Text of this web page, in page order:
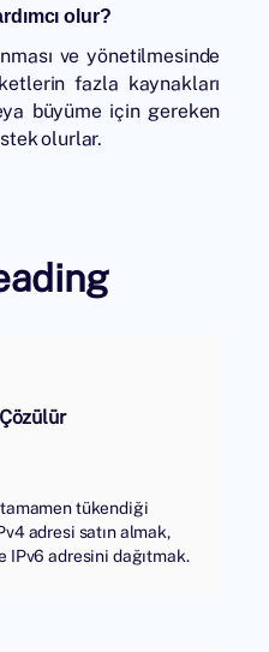
olur?
ve yönetilmesinde
fazla kaynakları
büyüme için gereken
olurlar.
tükendiği
adresi satın almak,
IPv6 adresini dağıtmak.